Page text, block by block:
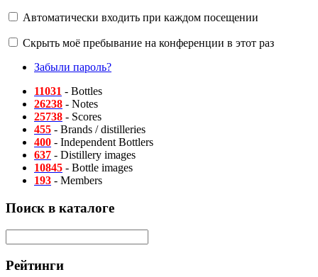
Автоматически входить при каждом посещении
Скрыть моё пребывание на конференции в этот раз
Забыли пароль?
11031 - Bottles
26238 - Notes
25738 - Scores
455 - Brands / distilleries
400 - Independent Bottlers
637 - Distillery images
10845 - Bottle images
193 - Members
Поиск в каталоге
Рейтинги